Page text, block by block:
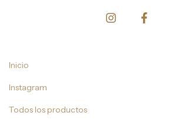
Inicio
Instagram
Todos los productos